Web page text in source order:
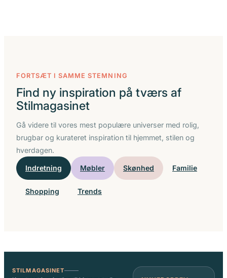
INDRETNING,
OG
GARDEROBE
FORTSÆT I SAMME STEMNING
Find ny inspiration på tværs af
Stilmagasinet
Gå videre til vores mest populære universer med rolig,
brugbar og kurateret inspiration til hjemmet, stilen og
hverdagen.
Indretning Møbler Skønhed Familie
Shopping Trends
STILMAGASINET